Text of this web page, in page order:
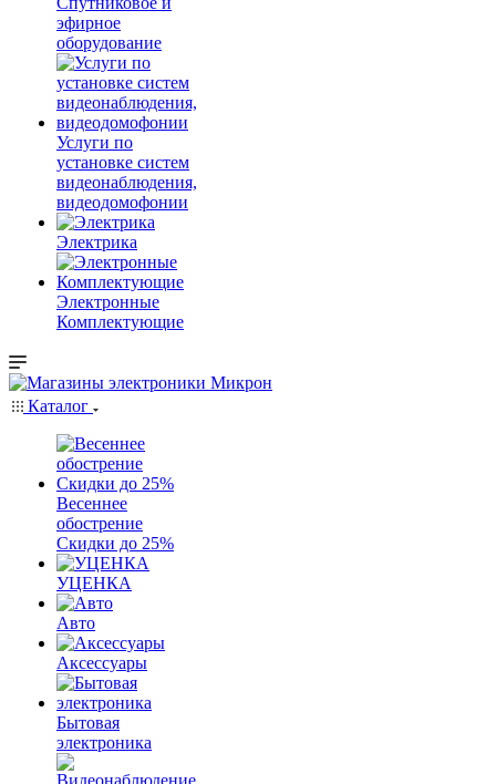
эфирное
оборудование
Услуги по
установке систем
видеонаблюдения,
видеодомофонии
Электрика
Электронные
Комплектующие
Каталог
Весеннее
обострение
Скидки до 25%
УЦЕНКА
Авто
Аксессуары
Бытовая
электроника